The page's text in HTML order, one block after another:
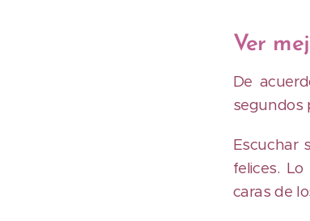
Ver
De
segundos
Escuchar
felices.
caras de